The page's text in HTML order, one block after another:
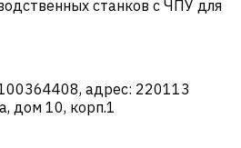
станков с ЧПУ для
адрес: 220113
дом 10, корп.1